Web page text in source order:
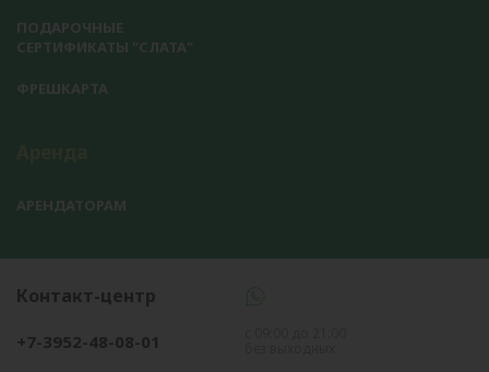
ПОДАРОЧНЫЕ
СЕРТИФИКАТЫ "СЛАТА"
ФРЕШКАРТА
АРЕНДАТОРАМ
Контакт-центр
+7-3952-48-08-01